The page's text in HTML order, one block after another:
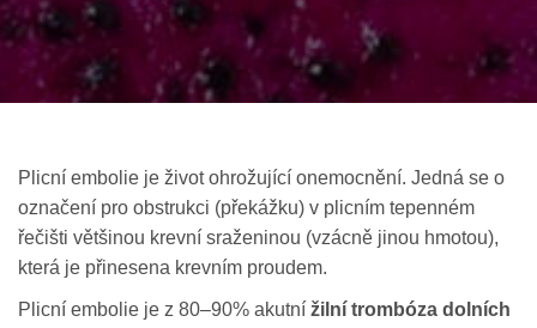
Plicní embolie je život ohrožující onemocnění. Jedná se o
označení pro obstrukci (překážku) v plicním tepenném
řečišti většinou krevní sraženinou (vzácně jinou hmotou),
která je přinesena krevním proudem.
Plicní embolie je z 80–90% akutní žilní trombóza dolních